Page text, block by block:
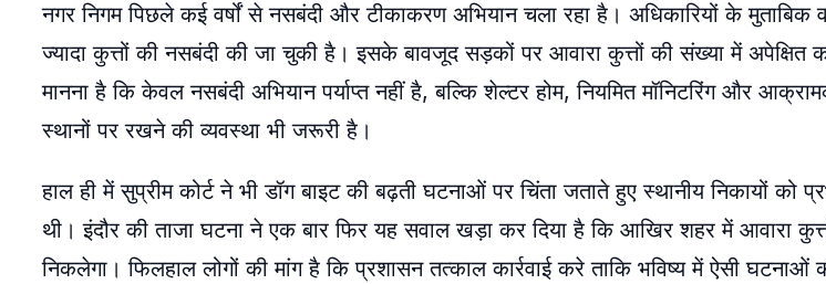
नगर निगम पिछले कई वर्षों से नसबंदी और टीकाकरण अभियान चला रहा है। अधिकारियों के
ज्यादा कुत्तों की नसबंदी की जा चुकी है। इसके बावजूद सड़कों पर आवारा कुत्तों की संख्या में अपेक्षित
मानना है कि केवल नसबंदी अभियान पर्याप्त नहीं है, बल्कि शेल्टर होम, नियमित मॉनिटरिंग और
स्थानों पर रखने की व्यवस्था भी जरूरी है।
हाल ही में सुप्रीम कोर्ट ने भी डॉग बाइट की बढ़ती घटनाओं पर चिंता जताते हुए स्थानीय निकायों को
थी। इंदौर की ताजा घटना ने एक बार फिर यह सवाल खड़ा कर दिया है कि आखिर शहर में आवारा
निकलेगा। फिलहाल लोगों की मांग है कि प्रशासन तत्काल कार्रवाई करे ताकि भविष्य में ऐसी घटनाओं